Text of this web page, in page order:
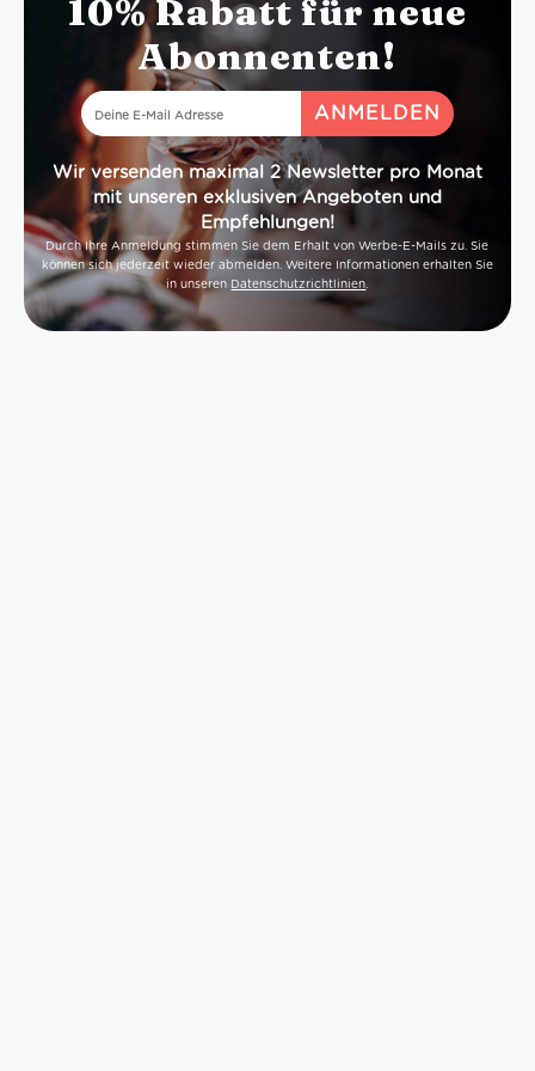
Cantucci und
empfiehlt
südlich von
allein schon
Thermen für
10% Rabatt für neue
Abonnenten!
Wir versenden maximal 2 Newsletter pro Monat
mit unseren exklusiven Angeboten und
Empfehlungen!
Durch Ihre Anmeldung stimmen Sie dem Erhalt von Werbe-E-Mails zu. Sie
können sich jederzeit wieder abmelden. Weitere Informationen erhalten Sie
in unseren Datenschutzrichtlinien